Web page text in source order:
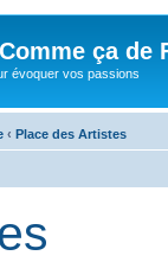
ça de
évoquer vos passions
‹ Place des Artistes